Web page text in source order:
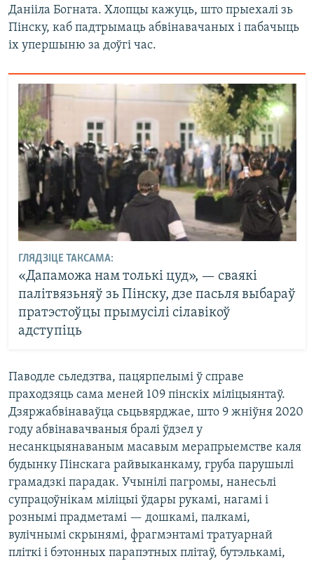
Данііла Богната. Хлопцы кажуць, што прыехалі зь
Пінску, каб падтрымаць абвінавачаных і пабачыць
іх упершыню за доўгі час.
ГЛЯДЗІЦЕ ТАКСАМА:
«Дапаможа нам толькі цуд», — сваякі
палітвязьняў зь Пінску, дзе пасьля выбараў
пратэстоўцы прымусілі сілавікоў
адступіць
Паводле сьледзтва, пацярпелымі ў справе
праходзяць сама меней 109 пінскіх міліцыянтаў.
Дзяржабвінаваўца сьцьвярджае, што 9 жніўня 2020
году абвінавачваныя бралі ўдзел у
несанкцыянаваным масавым мерапрыемстве каля
будынку Пінскага райвыканкаму, груба парушылі
грамадзкі парадак. Учынілі пагромы, нанесьлі
супрацоўнікам міліцыі ўдары рукамі, нагамі і
рознымі прадметамі — дошкамі, палкамі,
вулічнымі скрынямі, фрагмэнтамі тратуарнай
пліткі і бэтонных парапэтных плітаў, бутэлькамі,